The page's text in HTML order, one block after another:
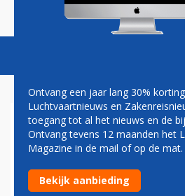
Magazine Podcasts
TUIFLY EN
OVER NIEUWE
VAKANTIEVLIEGER
Ontvang een jaar lang 30%
Luchtvaartnieuws en
toegang tot al het nieuws en de
Ontvang tevens 12 maanden het
Magazine in de mail of op de mat.
Bekijk aanbieding